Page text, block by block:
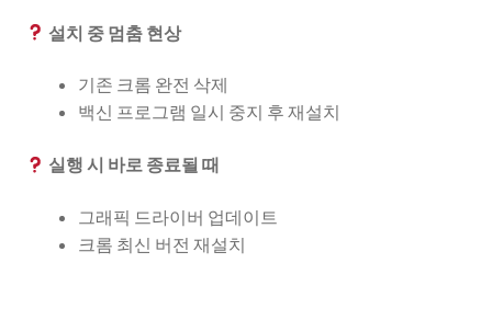
설치 중 멈춤 현상
기존 크롬 완전 삭제
백신 프로그램 일시 중지 후 재설치
실행 시 바로 종료될 때
그래픽 드라이버 업데이트
크롬 최신 버전 재설치